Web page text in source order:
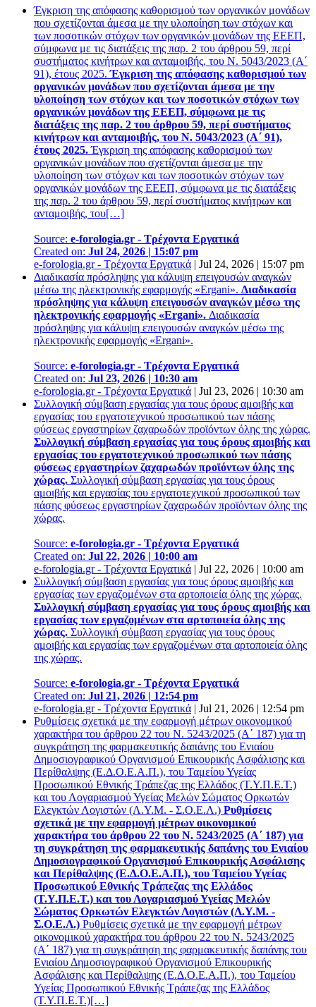
Έγκριση της απόφασης καθορισμού των οργανικών μονάδων
που σχετίζονται άμεσα με την υλοποίηση των στόχων και
των ποσοτικών στόχων των οργανικών μονάδων της ΕΕΕΠ,
σύμφωνα με τις διατάξεις της παρ. 2 του άρθρου 59, περί
συστήματος κινήτρων και ανταμοιβής, του Ν. 5043/2023 (Α΄
91), έτους 2025.Έγκριση της απόφασης καθορισμού των
οργανικών μονάδων που σχετίζονται άμεσα με την
υλοποίηση των στόχων και των ποσοτικών στόχων των
οργανικών μονάδων της ΕΕΕΠ, σύμφωνα με τις
διατάξεις της παρ. 2 του άρθρου 59, περί συστήματος
κινήτρων και ανταμοιβής, του Ν. 5043/2023 (Α΄ 91),
έτους 2025.Έγκριση της απόφασης καθορισμού των
οργανικών μονάδων που σχετίζονται άμεσα με την
υλοποίηση των στόχων και των ποσοτικών στόχων των
οργανικών μονάδων της ΕΕΕΠ, σύμφωνα με τις διατάξεις
της παρ. 2 του άρθρου 59, περί συστήματος κινήτρων και
ανταμοιβής, του[…]
Source: e-forologia.gr - Τρέχοντα Εργατικά
Created on: Jul 24, 2026 | 15:07 pm
e-forologia.gr - Τρέχοντα Εργατικά | Jul 24, 2026 | 15:07 pm
Διαδικασία πρόσληψης για κάλυψη επειγουσών αναγκών
μέσω της ηλεκτρονικής εφαρμογής «Ergani». Διαδικασία
πρόσληψης για κάλυψη επειγουσών αναγκών μέσω της
ηλεκτρονικής εφαρμογής «Ergani». Διαδικασία
πρόσληψης για κάλυψη επειγουσών αναγκών μέσω της
ηλεκτρονικής εφαρμογής «Ergani».
Source: e-forologia.gr - Τρέχοντα Εργατικά
Created on: Jul 23, 2026 | 10:30 am
e-forologia.gr - Τρέχοντα Εργατικά | Jul 23, 2026 | 10:30 am
Συλλογική σύμβαση εργασίας για τους όρους αμοιβής και
εργασίας του εργατοτεχνικού προσωπικού των πάσης
φύσεως εργαστηρίων ζαχαρωδών προϊόντων όλης της χώρας.
Συλλογική σύμβαση εργασίας για τους όρους αμοιβής και
εργασίας του εργατοτεχνικού προσωπικού των πάσης
φύσεως εργαστηρίων ζαχαρωδών προϊόντων όλης της
χώρας. Συλλογική σύμβαση εργασίας για τους όρους
αμοιβής και εργασίας του εργατοτεχνικού προσωπικού των
πάσης φύσεως εργαστηρίων ζαχαρωδών προϊόντων όλης της
χώρας.
Source: e-forologia.gr - Τρέχοντα Εργατικά
Created on: Jul 22, 2026 | 10:00 am
e-forologia.gr - Τρέχοντα Εργατικά | Jul 22, 2026 | 10:00 am
Συλλογική σύμβαση εργασίας για τους όρους αμοιβής και
εργασίας των εργαζομένων στα αρτοποιεία όλης της χώρας.
Συλλογική σύμβαση εργασίας για τους όρους αμοιβής και
εργασίας των εργαζομένων στα αρτοποιεία όλης της
χώρας. Συλλογική σύμβαση εργασίας για τους όρους
αμοιβής και εργασίας των εργαζομένων στα αρτοποιεία όλης
της χώρας.
Source: e-forologia.gr - Τρέχοντα Εργατικά
Created on: Jul 21, 2026 | 12:54 pm
e-forologia.gr - Τρέχοντα Εργατικά | Jul 21, 2026 | 12:54 pm
Ρυθμίσεις σχετικά με την εφαρμογή μέτρων οικονομικού
χαρακτήρα του άρθρου 22 του N. 5243/2025 (Α΄ 187) για τη
συγκράτηση της φαρμακευτικής δαπάνης του Ενιαίου
Δημοσιογραφικού Οργανισμού Επικουρικής Ασφάλισης και
Περίθαλψης (Ε.Δ.Ο.Ε.Α.Π.), του Ταμείου Υγείας
Προσωπικού Εθνικής Τράπεζας της Ελλάδος (Τ.Υ.Π.Ε.Τ.)
και του Λογαριασμού Υγείας Μελών Σώματος Ορκωτών
Ελεγκτών Λογιστών (Λ.Υ.Μ. - Σ.Ο.Ε.Λ.) Ρυθμίσεις
σχετικά με την εφαρμογή μέτρων οικονομικού
χαρακτήρα του άρθρου 22 του N. 5243/2025 (Α΄ 187) για
τη συγκράτηση της φαρμακευτικής δαπάνης του Ενιαίου
Δημοσιογραφικού Οργανισμού Επικουρικής Ασφάλισης
και Περίθαλψης (Ε.Δ.Ο.Ε.Α.Π.), του Ταμείου Υγείας
Προσωπικού Εθνικής Τράπεζας της Ελλάδος
(Τ.Υ.Π.Ε.Τ.) και του Λογαριασμού Υγείας Μελών
Σώματος Ορκωτών Ελεγκτών Λογιστών (Λ.Υ.Μ. -
Σ.Ο.Ε.Λ.) Ρυθμίσεις σχετικά με την εφαρμογή μέτρων
οικονομικού χαρακτήρα του άρθρου 22 του N. 5243/2025
(Α΄ 187) για τη συγκράτηση της φαρμακευτικής δαπάνης του
Ενιαίου Δημοσιογραφικού Οργανισμού Επικουρικής
Ασφάλισης και Περίθαλψης (Ε.Δ.Ο.Ε.Α.Π.), του Ταμείου
Υγείας Προσωπικού Εθνικής Τράπεζας της Ελλάδος
(Τ.Υ.Π.Ε.Τ.)[…]